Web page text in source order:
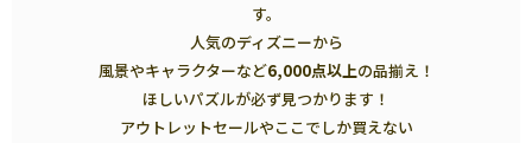
す。
人気のディズニーから
風景やキャラクターなど6,000点以上の品揃え！
ほしいパズルが必ず見つかります！
アウトレットセールやここでしか買えない